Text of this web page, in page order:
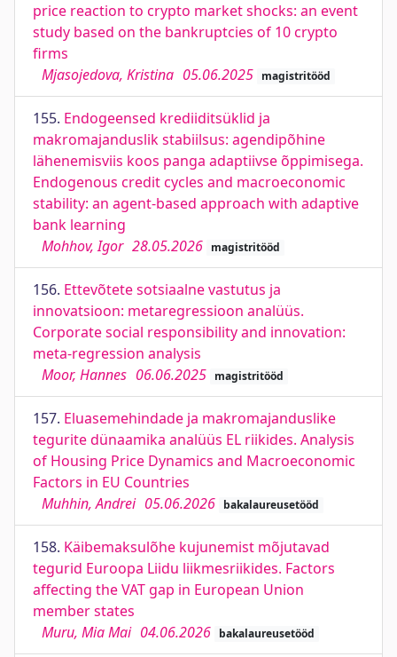
price reaction to crypto market shocks: an event
study based on the bankruptcies of 10 crypto
firms
Mjasojedova, Kristina 05.06.2025 magistritööd
155. Endogeensed krediiditsüklid ja
makromajanduslik stabiilsus: agendipõhine
lähenemisviis koos panga adaptiivse õppimisega.
Endogenous credit cycles and macroeconomic
stability: an agent-based approach with adaptive
bank learning
Mohhov, Igor 28.05.2026 magistritööd
156. Ettevõtete sotsiaalne vastutus ja
innovatsioon: metaregressioon analüüs.
Corporate social responsibility and innovation:
meta-regression analysis
Moor, Hannes 06.06.2025 magistritööd
157. Eluasemehindade ja makromajanduslike
tegurite dünaamika analüüs EL riikides. Analysis
of Housing Price Dynamics and Macroeconomic
Factors in EU Countries
Muhhin, Andrei 05.06.2026 bakalaureusetööd
158. Käibemaksulõhe kujunemist mõjutavad
tegurid Euroopa Liidu liikmesriikides. Factors
affecting the VAT gap in European Union
member states
Muru, Mia Mai 04.06.2026 bakalaureusetööd